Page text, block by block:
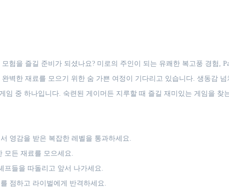
험을 즐길 준비가 되셨나요? 미로의 주인이 되는 유쾌한 복고풍 경험,
벽한 재료를 모으기 위한 숨 가쁜 여정이 기다리고 있습니다. 생동감
임 중 하나입니다. 숙련된 게이머든 지루할 때 즐길 재미있는 게임을
영감을 받은 복잡한 레벨을 통과하세요.
모든 재료를 모으세요.
프들을 따돌리고 앞서 나가세요.
점하고 라이벌에게 반격하세요.